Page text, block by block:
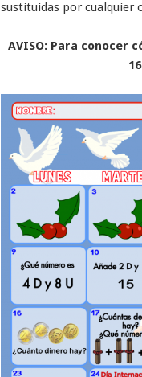
sustituidas por cualquier
AVISO: Para conocer